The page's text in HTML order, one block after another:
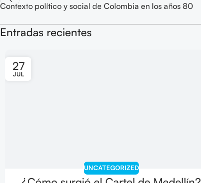
Contexto político y social de Colombia en los años 80
Entradas recientes
27
JUL
UNCATEGORIZED